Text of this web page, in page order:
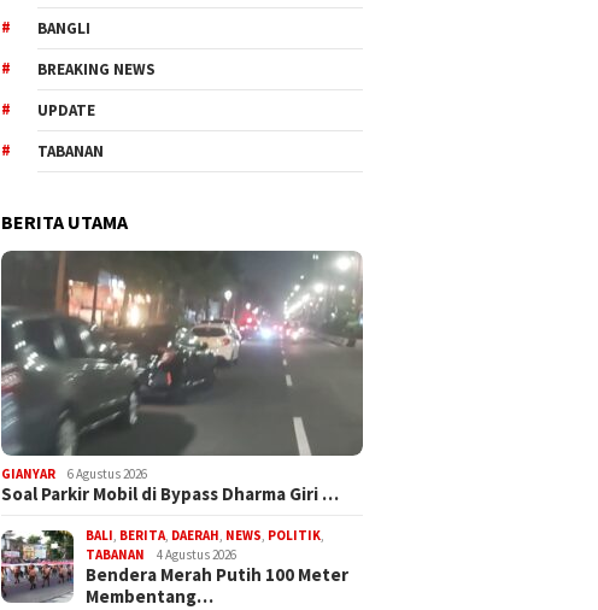
BANGLI
BREAKING NEWS
UPDATE
TABANAN
BERITA UTAMA
GIANYAR 6 Agustus 2026
Soal Parkir Mobil di Bypass Dharma Giri …
BALI, BERITA, DAERAH, NEWS, POLITIK,
TABANAN
4 Agustus 2026
Bendera Merah Putih 100 Meter
Membentang…